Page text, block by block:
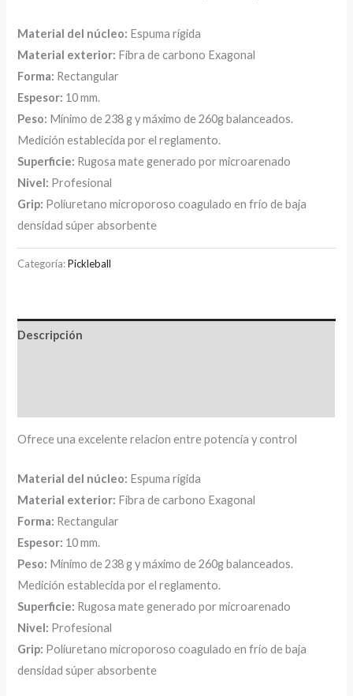
Material del núcleo: Espuma rígida
Material exterior: Fibra de carbono Exagonal
Forma: Rectangular
Espesor: 10 mm.
Peso: Mínimo de 238 g y máximo de 260g balanceados.
Medición establecida por el reglamento.
Superficie: Rugosa mate generado por microarenado
Nivel: Profesional
Grip: Poliuretano microporoso coagulado en frío de baja
densidad súper absorbente
Categoría:Pickleball
Descripción
Ofrece una excelente relacion entre potencia y control
Material del núcleo: Espuma rígida
Material exterior: Fibra de carbono Exagonal
Forma: Rectangular
Espesor: 10 mm.
Peso: Mínimo de 238 g y máximo de 260g balanceados.
Medición establecida por el reglamento.
Superficie: Rugosa mate generado por microarenado
Nivel: Profesional
Grip: Poliuretano microporoso coagulado en frío de baja
densidad súper absorbente